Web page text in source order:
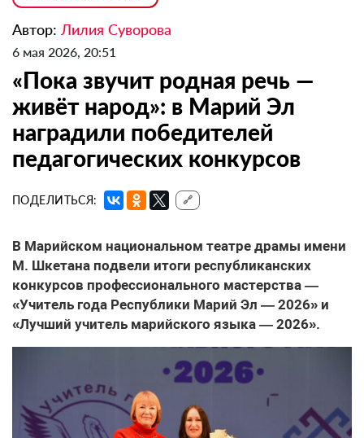
Автор: Лилия Суворова
6 мая 2026, 20:51
«Пока звучит родная речь —
живёт народ»: в Марий Эл
наградили победителей
педагогических конкурсов
ПОДЕЛИТЬСЯ: 🔗
В Марийском национальном театре драмы имени
М. Шкетана подвели итоги республиканских
конкурсов профессионального мастерства —
«Учитель года Республики Марий Эл — 2026» и
«Лучший учитель марийского языка — 2026».